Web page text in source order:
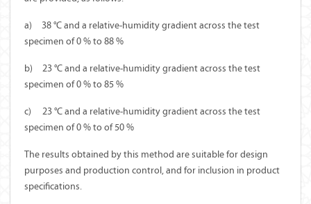
a)
38 °C and a relative-humidity gradient across the test
specimen of 0 % to 88 %
b)
23 °C and a relative-humidity gradient across the test
specimen of 0 % to 85 %
c)
23 °C and a relative-humidity gradient across the test
specimen of 0 % to of 50 %
The results obtained by this method are suitable for design
purposes and production control, and for inclusion in product
specifications.